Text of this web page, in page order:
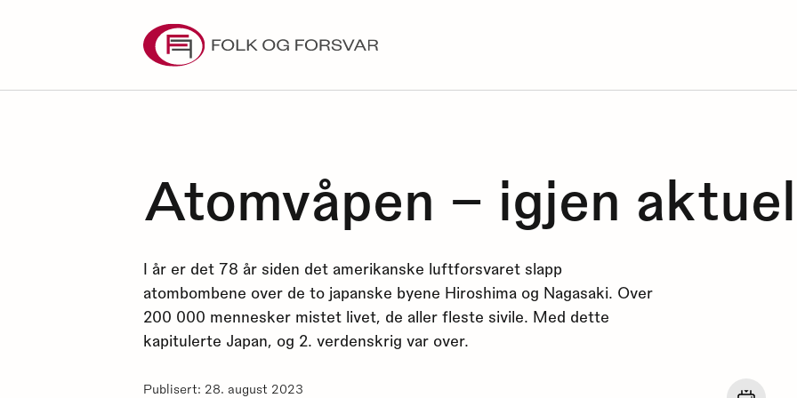
Atomvåpen – igjen
I år er det 78 år siden det amerikanske luftforsvaret slapp
atombombene over de to japanske byene Hiroshima og Nagasaki. Over
200 000 mennesker mistet livet, de aller fleste sivile. Med dette
kapitulerte Japan, og 2. verdenskrig var over.
Publisert: 28. august 2023